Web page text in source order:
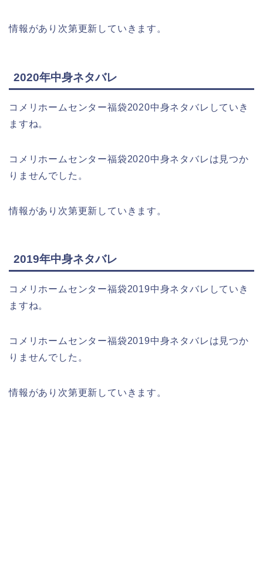
情報があり次第更新していきます。
2020年中身ネタバレ
コメリホームセンター福袋2020中身ネタバレしていき
ますね。
コメリホームセンター福袋2020中身ネタバレは見つか
りませんでした。
情報があり次第更新していきます。
2019年中身ネタバレ
コメリホームセンター福袋2019中身ネタバレしていき
ますね。
コメリホームセンター福袋2019中身ネタバレは見つか
りませんでした。
情報があり次第更新していきます。